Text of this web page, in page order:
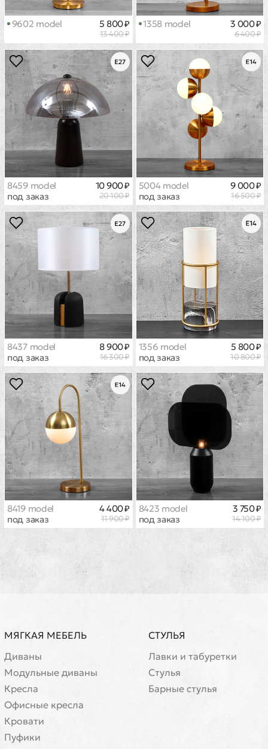
9602 model
13 400 ₽
5 800 ₽ 1358 model
6 400 ₽
3 000 ₽
8459 model
под заказ
20 100 ₽
10 900 ₽
5004 model
под заказ
16 500 ₽
9 000 ₽
8437 model
под заказ
16 300 ₽
8 900 ₽
1356 model
под заказ
10 800 ₽
5 800 ₽
8419 model
под заказ
11 900 ₽
4 400 ₽
8423 model
под заказ
14 100 ₽
3 750 ₽
МЯГКАЯ МЕБЕЛЬ
Диваны
Модульные диваны
Кресла
Офисные кресла
Кровати
Пуфики
СТУЛЬЯ
Лавки и табуретки
Стулья
Барные стулья